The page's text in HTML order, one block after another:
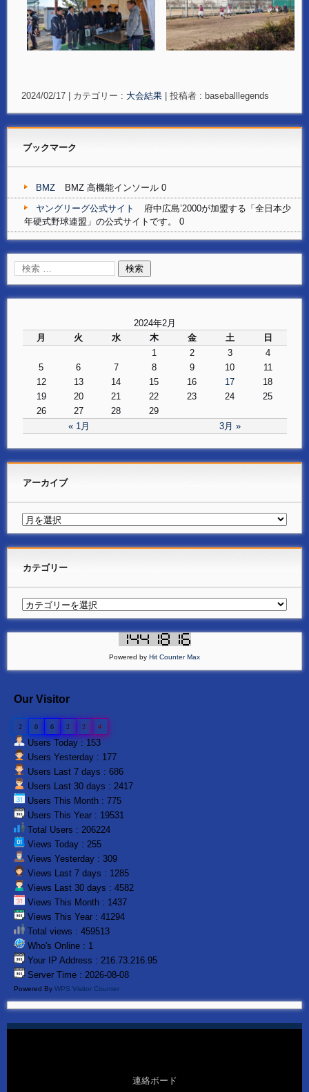
2024/02/17 カテゴリー : 大会結果 投稿者 : baseballlegends
ブックマーク
BMZ
BMZ 高機能インソール 0
ヤングリーグ公式サイト
府中広島’2000が加盟する「全日本少
年硬式野球連盟」の公式サイトです。 0
2024年2月
月
火 水 木 金 土 日
« 1月 3月 »
1 2 3
4
5
6 7 8 9 10
11
12
13 14 15 16 17
18
19
20 21 22 23 24
25
26
27 28 29
アーカイブ
カテゴリー
Powered by Hit Counter Max
Our Visitor
2 0 6 2 2 4
Users Today : 153
Users Yesterday : 177
Users Last 7 days : 686
Users Last 30 days : 2417
Users This Month : 775
Users This Year : 19531
Total Users : 206224
Views Today : 255
Views Yesterday : 309
Views Last 7 days : 1285
Views Last 30 days : 4582
Views This Month : 1437
Views This Year : 41294
Total views : 459513
Who's Online : 1
Your IP Address : 216.73.216.95
Server Time : 2026-08-08
Powered By WPS Visitor Counter
連絡ボード